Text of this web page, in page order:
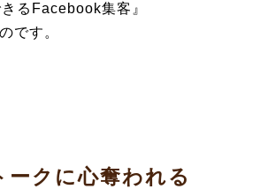
るFacebook集客』
です。
ークに心奪われる